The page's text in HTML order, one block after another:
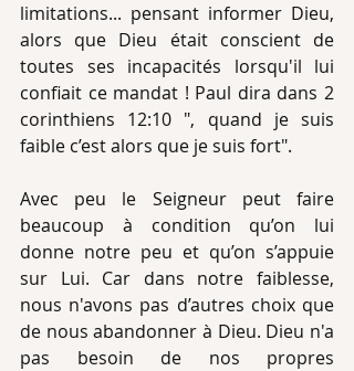
limitations... pensant informer Dieu,
alors que Dieu était conscient de
toutes ses incapacités lorsqu'il lui
confiait ce mandat ! Paul dira dans 2
corinthiens 12:10 ", quand je suis
faible c’est alors que je suis fort".
Avec peu le Seigneur peut faire
beaucoup à condition qu’on lui
donne notre peu et qu’on s’appuie
sur Lui. Car dans notre faiblesse,
nous n'avons pas d’autres choix que
de nous abandonner à Dieu. Dieu n'a
pas besoin de nos propres